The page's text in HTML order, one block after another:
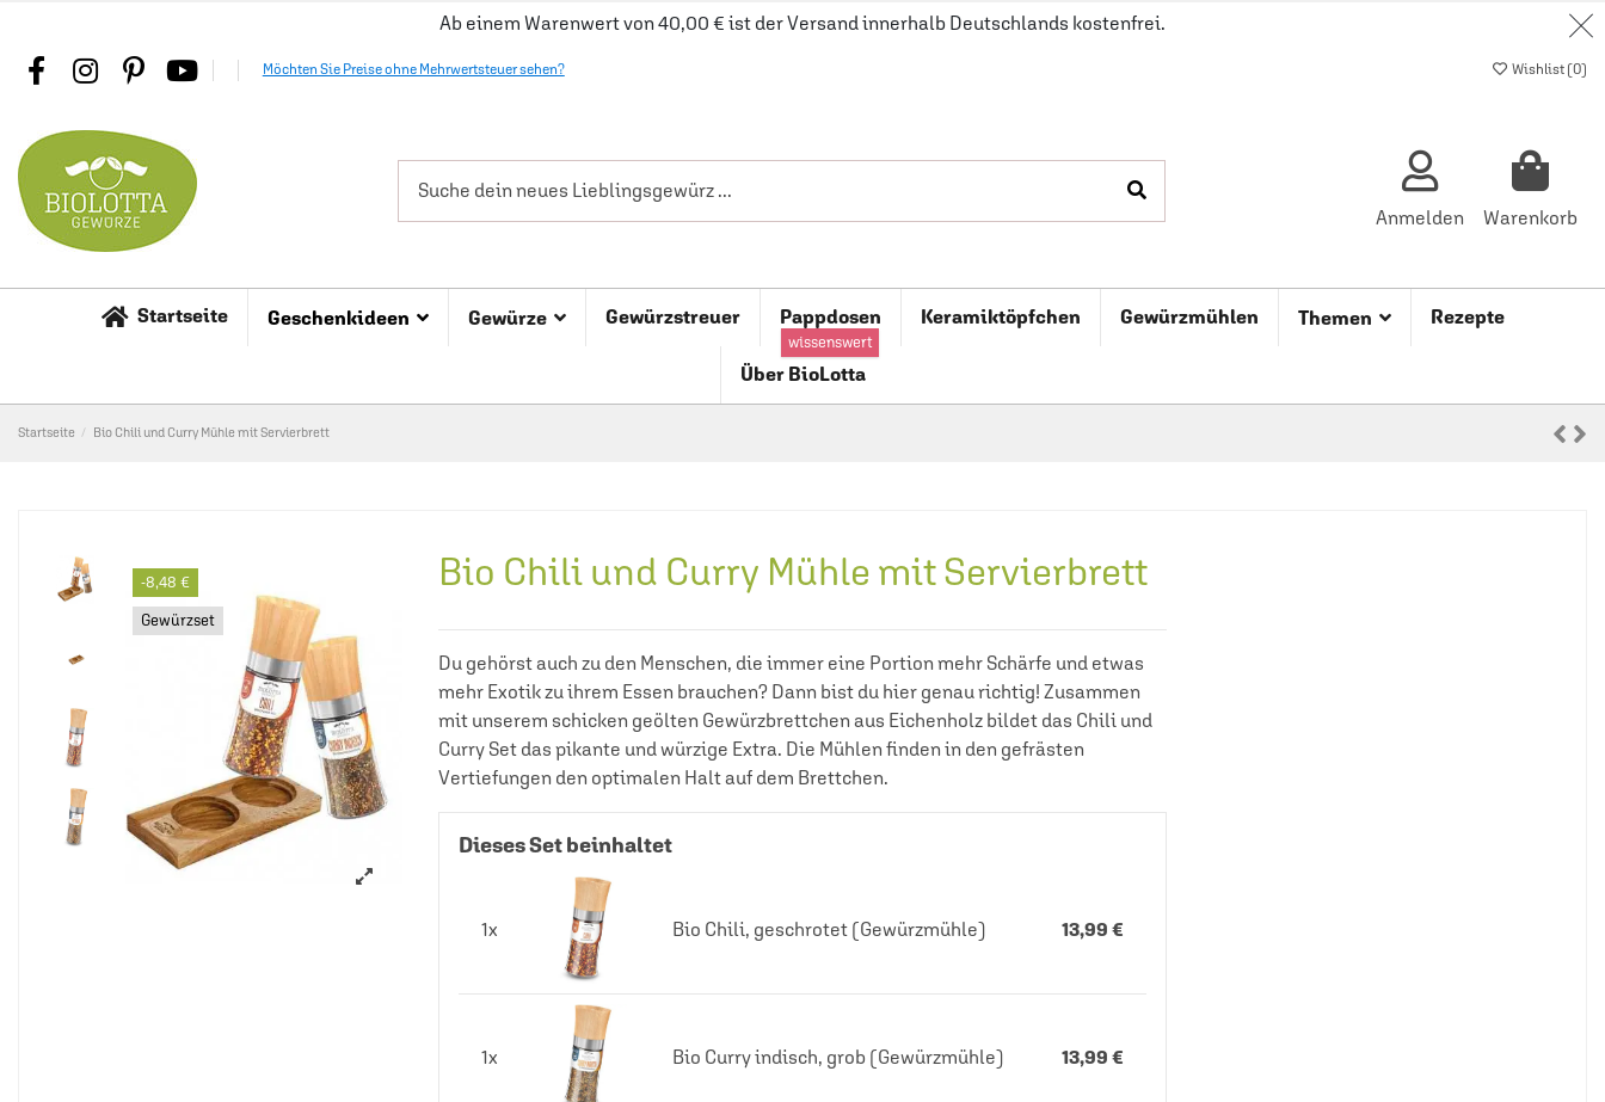
Ab einem Warenwert von 40,00 € ist der Versand innerhalb Deutschlands kostenfrei.
Möchten Sie Preise ohne Mehrwertsteuer sehen? Wishlist (0)
Anmelden Warenkorb
Startseite Geschenkideen Gewürze Gewürzstreuer Pappdosen Keramiktöpfchen Gewürzmühlen Themen Rezepte
Über BioLotta
wissenswert
Startseite Bio Chili und Curry Mühle mit Servierbrett
-8,48 €
Gewürzset
Bio Chili und Curry Mühle mit Servierbrett
Du gehörst auch zu den Menschen, die immer eine Portion mehr Schärfe und etwas
mehr Exotik zu ihrem Essen brauchen? Dann bist du hier genau richtig! Zusammen
mit unserem schicken geölten Gewürzbrettchen aus Eichenholz bildet das Chili und
Curry Set das pikante und würzige Extra. Die Mühlen finden in den gefrästen
Vertiefungen den optimalen Halt auf dem Brettchen.
Dieses Set beinhaltet
1x Bio Chili, geschrotet (Gewürzmühle) 13,99 €
1x Bio Curry indisch, grob (Gewürzmühle) 13,99 €